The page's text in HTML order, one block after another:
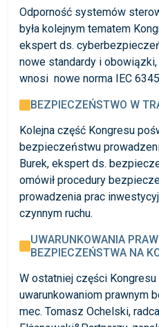
Odporność systemów
była kolejnym tematem
ekspert ds.
nowe standardy i
wnosi nowe norma IEC
BEZPIECZEŃSTWO W
Kolejna część Kongresu
bezpieczeństwu
Burek, ekspert ds.
omówił procedury
prowadzenia prac
czynnym ruchu.
UWARUNKOWANIA
BEZPIECZEŃSTWA NA
W ostatniej części
uwarunkowaniom prawnym
mec. Tomasz Ochelski,